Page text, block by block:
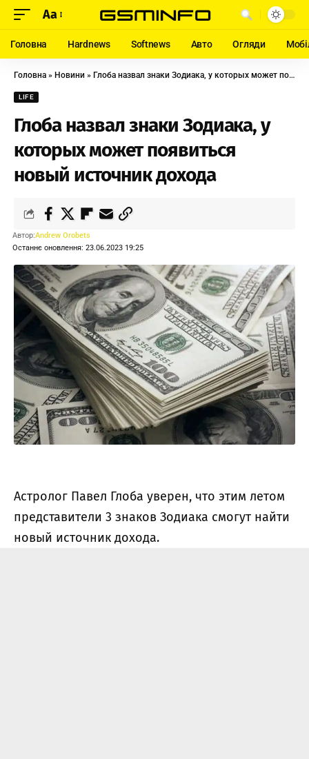
Aa
Головна Hardnews Softnews Авто Огляди
Головна » Новини » Глоба назвал знаки Зодиака, у которых может появиться новый источник дохода
LIFE
Глоба назвал знаки Зодиака, у
которых может появиться
новый источник дохода
Останнє оновлення: 23.06.2023 19:25
Автор:Andrew Orobets
Астролог Павел Глоба уверен, что этим летом
представители 3 знаков Зодиака смогут найти
новый источник дохода.